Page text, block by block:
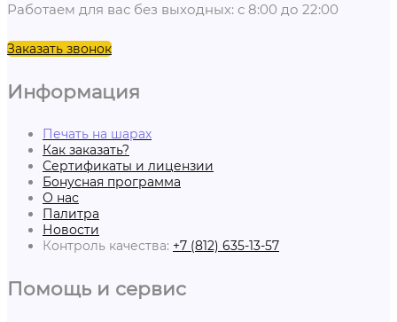
Работаем для вас без выходных: с 8:00 до 22:00
Заказать звонок
Информация
Печать на шарах
Как заказать?
Сертификаты и лицензии
Бонусная программа
О нас
Палитра
Новости
Контроль качества: +7 (812) 635-13-57
Помощь и сервис